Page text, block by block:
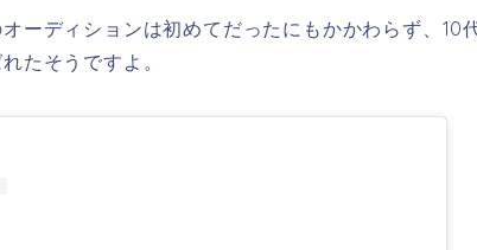
ーディションは初めてだったにもかかわらず、10
たそうですよ。